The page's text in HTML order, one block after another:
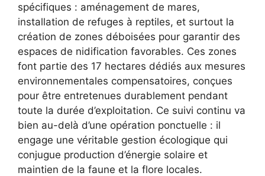
spécifiques : aménagement de mares,
installation de refuges à reptiles, et surtout la
création de zones déboisées pour garantir des
espaces de nidification favorables. Ces zones
font partie des 17 hectares dédiés aux mesures
environnementales compensatoires, conçues
pour être entretenues durablement pendant
toute la durée d’exploitation. Ce suivi continu va
bien au-delà d’une opération ponctuelle : il
engage une véritable gestion écologique qui
conjugue production d’énergie solaire et
maintien de la faune et la flore locales.